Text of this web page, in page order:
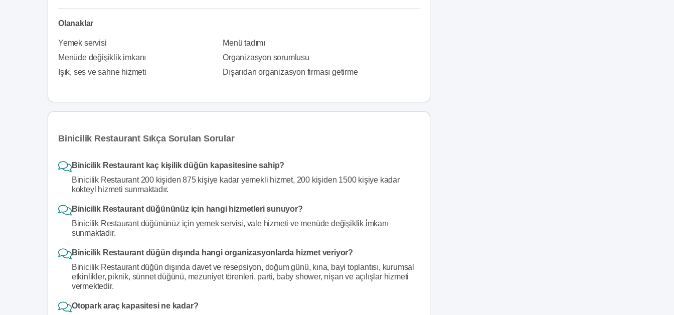
Olanaklar
Yemek servisi
Menü tadımı
Menüde değişiklik imkanı
Organizasyon sorumlusu
Işık, ses ve sahne hizmeti
Dışarıdan organizasyon firması getirme
Binicilik Restaurant Sıkça Sorulan Sorular
Binicilik Restaurant kaç kişilik düğün kapasitesine sahip?
Binicilik Restaurant 200 kişiden 875 kişiye kadar yemekli hizmet, 200 kişiden 1500 kişiye kadar
kokteyl hizmeti sunmaktadır.
Binicilik Restaurant düğününüz için hangi hizmetleri sunuyor?
Binicilik Restaurant düğününüz için yemek servisi, vale hizmeti ve menüde değişiklik i̇mkanı
sunmaktadır.
Binicilik Restaurant düğün dışında hangi organizasyonlarda hizmet veriyor?
Binicilik Restaurant düğün dışında davet ve resepsiyon, doğum günü, kına, bayi toplantısı, kurumsal
etkinlikler, piknik, sünnet düğünü, mezuniyet törenleri, parti, baby shower, nişan ve açılışlar hizmeti
vermektedir.
Otopark araç kapasitesi ne kadar?